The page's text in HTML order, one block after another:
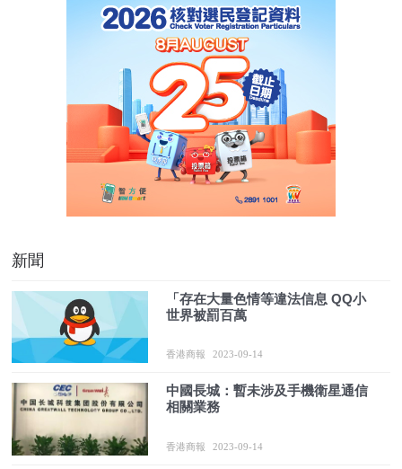
新聞
「存在大量色情等違法信息 QQ小
世界被罰百萬
香港商報 2023-09-14
中國長城：暫未涉及手機衛星通信
相關業務
香港商報 2023-09-14